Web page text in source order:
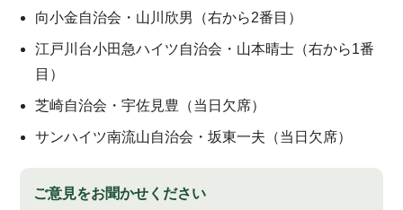
向小金自治会・山川欣男（右から2番目）
江戸川台小田急ハイツ自治会・山本晴士（右から1番
目）
芝崎自治会・宇佐見豊（当日欠席）
サンハイツ南流山自治会・坂東一夫（当日欠席）
ご意見をお聞かせください